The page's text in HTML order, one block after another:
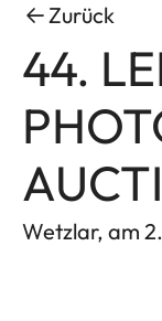
Zurück
44.
Wetzlar, am